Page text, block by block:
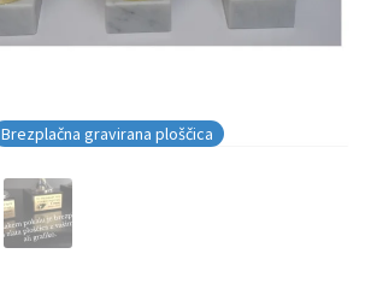
Brezplačna gravirana ploščica